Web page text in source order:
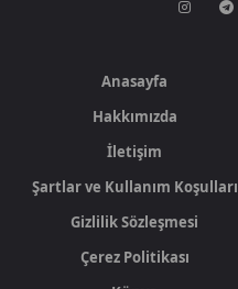
Anasayfa
Hakkımızda
İletişim
Şartlar ve Kullanım Koşulları
Gizlilik Sözleşmesi
Çerez Politikası